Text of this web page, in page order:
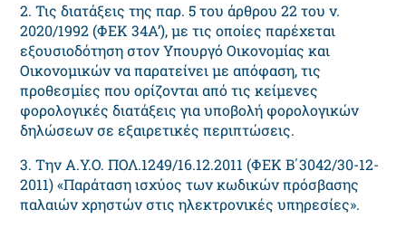
2. Τις διατάξεις της παρ. 5 του άρθρου 22 του ν.
2020/1992 (ΦΕΚ 34Α’), με τις οποίες παρέχεται
εξουσιοδότηση στον Υπουργό Οικονομίας και
Οικονομικών να παρατείνει με απόφαση, τις
προθεσμίες που ορίζονται από τις κείμενες
φορολογικές διατάξεις για υποβολή φορολογικών
δηλώσεων σε εξαιρετικές περιπτώσεις.
3. Την Α.Υ.Ο. ΠΟΛ.1249/16.12.2011 (ΦΕΚ Β΄3042/30-12-
2011) «Παράταση ισχύος των κωδικών πρόσβασης
παλαιών χρηστών στις ηλεκτρονικές υπηρεσίες».